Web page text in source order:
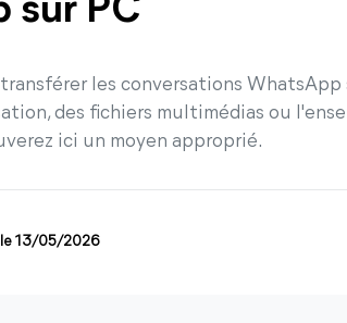
sur PC
les conversations WhatsApp
des fichiers multimédias ou
ici un moyen approprié.
le 13/05/2026